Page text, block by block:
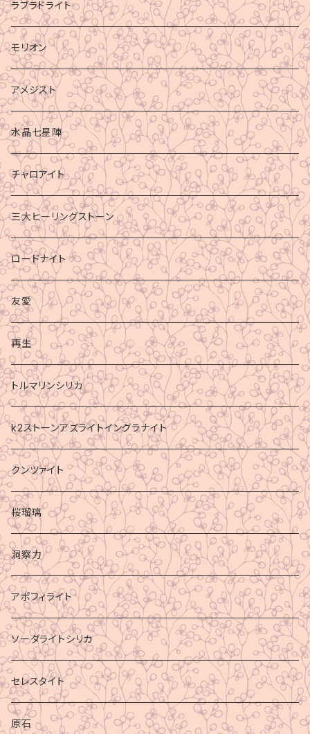
ラブラドライト
モリオン
アメジスト
水晶七星陣
チャロアイト
三大ヒーリングストーン
ロードナイト
友愛
再生
トルマリンシリカ
k2ストーンアズライトイングラナイト
クンツァイト
桜瑠璃
洞察力
アポフィライト
ソーダライトシリカ
セレスタイト
原石